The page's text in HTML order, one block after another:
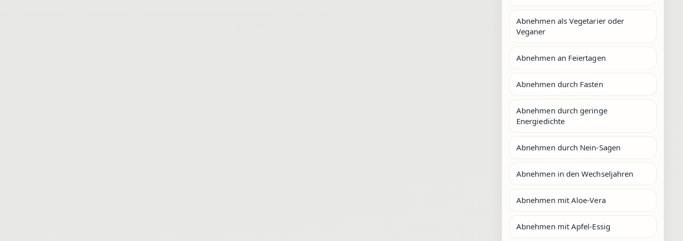
Abnehmen als Vegetarier oder
Veganer
Abnehmen an Feiertagen
Abnehmen durch Fasten
Abnehmen durch geringe
Energiedichte
Abnehmen durch Nein-Sagen
Abnehmen in den Wechseljahren
Abnehmen mit Aloe-Vera
Abnehmen mit Apfel-Essig